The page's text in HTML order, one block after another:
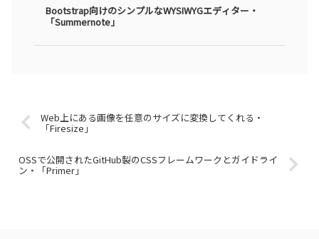
Bootstrap向けのシンプルなWYSIWYGエディター・
「Summernote」
Web上にある画像を任意のサイズに変換してくれる・
「Firesize」
OSSで公開されたGitHub製のCSSフレームワークとガイドライ
ン・「Primer」